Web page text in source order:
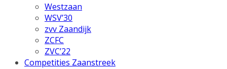
Westzaan
WSV’30
zvv Zaandijk
ZCFC
ZVC’22
Competities Zaanstreek